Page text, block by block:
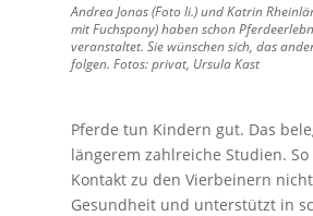
Andrea Jonas (Foto li.) und Katrin
mit Fuchspony) haben schon
veranstaltet. Sie wünschen sich, das
folgen. Fotos: privat, Ursula Kast
Pferde tun Kindern gut. Das
längerem zahlreiche Studien.
Kontakt zu den Vierbeinern
Gesundheit und unterstützt in